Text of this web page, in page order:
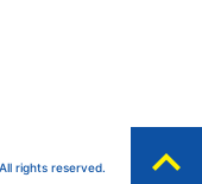
rights reserved. expand_less